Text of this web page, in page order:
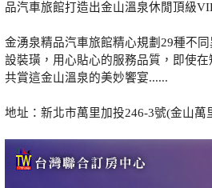
品汽車旅館打造出金山溫泉休閒頂級
金湧泉精品汽車旅館精心規劃29種不
設裝璜，用心貼心的服務品質，即使
共賞這金山溫泉的美妙饗宴......
地址：新北市萬里加投246-3號(金